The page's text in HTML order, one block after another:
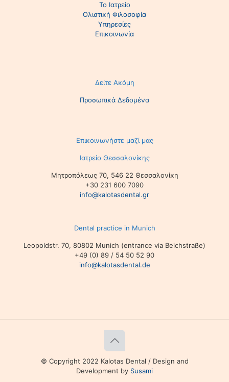
Το Ιατρείο
Ολιστική Φιλοσοφία
Υπηρεσίες
Επικοινωνία
Δείτε Ακόμη
Προσωπικά Δεδομένα
Επικοινωνήστε μαζί μας
Ιατρείο Θεσσαλονίκης
Μητροπόλεως 70, 546 22 Θεσσαλονίκη
+30 231 600 7090
info@kalotasdental.gr
Dental practice in Munich
Leopoldstr. 70, 80802 Munich (entrance via Beichstraße)
+49 (0) 89 / 54 50 52 90
info@kalotasdental.de
© Copyright 2022 Kalotas Dental / Design and
Development by Susami